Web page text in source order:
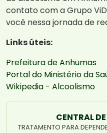
contato com a Grupo
você nessa jornada de
Links úteis:
Prefeitura de Anhumas
Portal do Ministério da
Wikipedia - Alcoolismo
CENTRAL
TRATAMENTO PARA